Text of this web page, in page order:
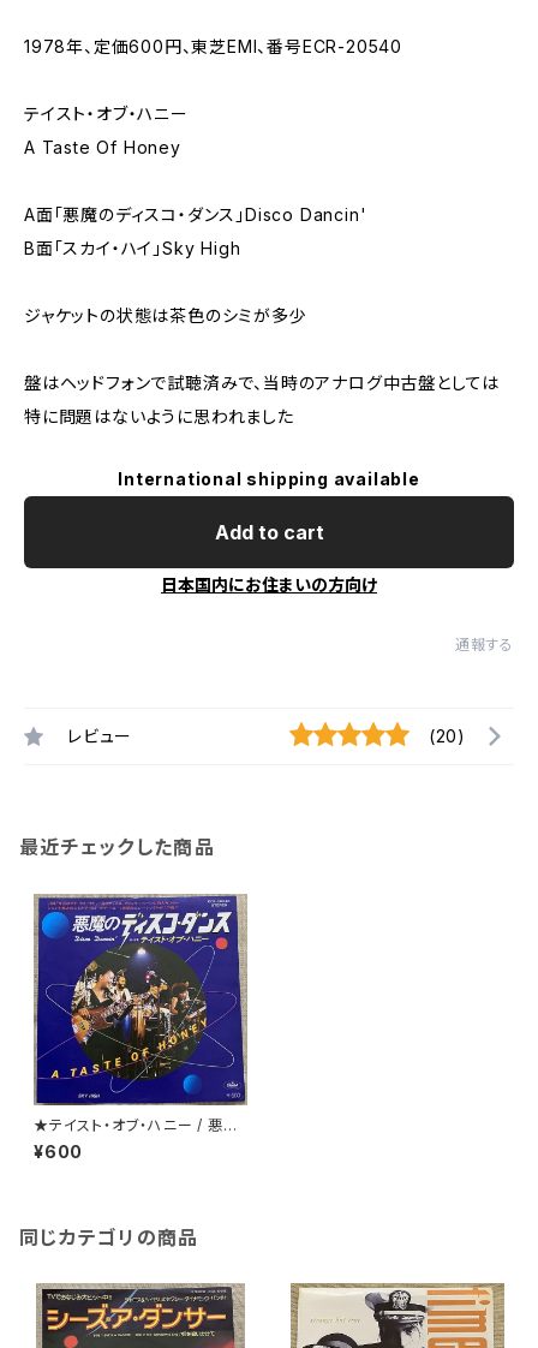
1978年、定価600円、東芝EMI、番号ECR-20540
テイスト・オブ・ハニー
A Taste Of Honey
A面「悪魔のディスコ・ダンス」Disco Dancin'
B面「スカイ・ハイ」Sky High
ジャケットの状態は茶色のシミが多少
盤はヘッドフォンで試聴済みで、当時のアナログ中古盤としては
特に問題はないように思われました
International shipping available
Add to cart
日本国内にお住まいの方向け
通報する
レビュー (20)
最近チェックした商品
★テイスト・オブ・ハニー / 悪魔
のディスコ・ダンス
¥600
同じカテゴリの商品